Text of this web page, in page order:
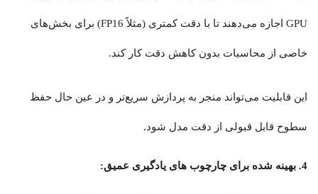
GPU اجازه می‌دهند تا با دقت کمتری (مثلاً FP16) برای بخش‌های
خاصی از محاسبات بدون کاهش دقت کار کند.
این قابلیت می‌تواند منجر به پردازش سریع‌تر و در عین حال حفظ
سطوح قابل قبولی از دقت مدل شود.
4. بهینه شده برای چارچوب های یادگیری عمیق: